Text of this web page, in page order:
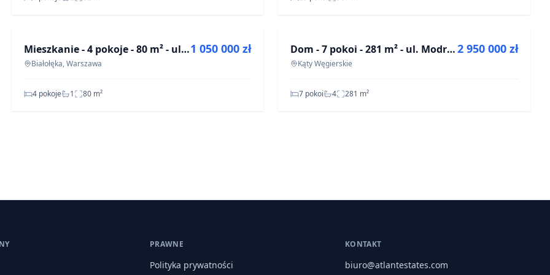
OFF-MARKET Mieszkanie - 4 pokoje - 80 m² - ul. Józefa Mehoffera Warszawa Białołęka
Białołęka, Warszawa
1 050 000 zł
4 pokoje 1 80m²
OFF-MARKET Dom - 7 pokoi - 281 m² - ul. Modrzewiowa Kąty Węgierskie
Kąty Węgierskie
2 950 000 zł
7 pokoi 4 281 m²
PRAWNE
Polityka prywatności
KONTAKT
biuro@atlantestates.com